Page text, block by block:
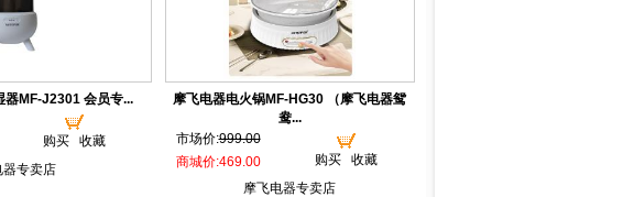
器MF-J2301 会员专...
购买
收藏
器专卖店
摩飞电器电火锅MF-HG30 （摩飞电器鸳
鸯...
市场价:999.00
购买
收藏
商城价:469.00
摩飞电器专卖店